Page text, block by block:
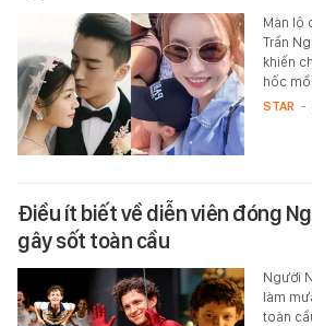
Màn lộ
Trần
khiến
hốc
STAR -
Điều ít biết về diễn viên đóng
gây sốt toàn cầu
Người
làm
toàn